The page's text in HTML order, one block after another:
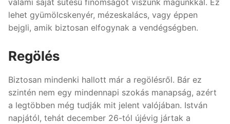
lehet gyümölcskenyér, mézeskalács, vagy éppen
bejgli, amik biztosan elfogynak a vendégségben.
Regölés
Biztosan mindenki hallott már a regölésről. Bár ez
szintén nem egy mindennapi szokás manapság, azért
a legtöbben még tudják mit jelent valójában. István
napjától, tehát december 26-tól újévig jártak a